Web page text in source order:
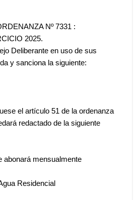
Nº 7331 :
2025.
Deliberante en uso de sus
y sanciona la siguiente:
el artículo 51 de la ordenanza
redactado de la siguiente
abonará mensualmente
Residencial